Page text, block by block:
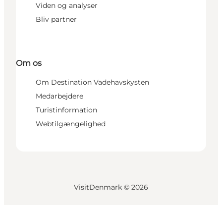
Viden og analyser
Bliv partner
Om os
Om Destination Vadehavskysten
Medarbejdere
Turistinformation
Webtilgængelighed
VisitDenmark © 2026